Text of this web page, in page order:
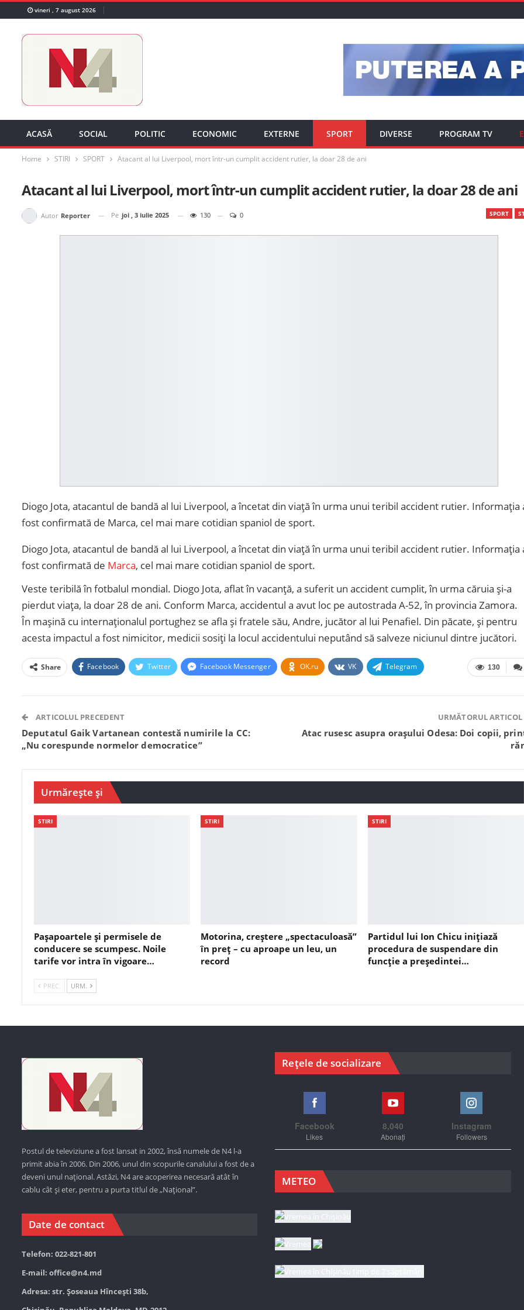
vineri , 7 august 2026
ACASĂ SOCIAL POLITIC ECONOMIC EXTERNE SPORT DIVERSE PROGRAM TV
Home STIRI SPORT Atacant al lui Liverpool, mort într-un cumplit accident rutier, la doar 28 de ani
Atacant al lui Liverpool, mort într-un cumplit accident rutier, la doar 28 de ani
SPORT
Autor Reporter Pe joi , 3 iulie 2025 130 0
Diogo Jota, atacantul de bandă al lui Liverpool, a încetat din viață în urma unui teribil accident rutier. Informația
fost confirmată de Marca, cel mai mare cotidian spaniol de sport.
Diogo Jota, atacantul de bandă al lui Liverpool, a încetat din viață în urma unui teribil accident rutier. Informația
fost confirmată de Marca, cel mai mare cotidian spaniol de sport.
Veste teribilă în fotbalul mondial. Diogo Jota, aflat în vacanță, a suferit un accident cumplit, în urma căruia și-a
pierdut viața, la doar 28 de ani. Conform Marca, accidentul a avut loc pe autostrada A-52, în provincia Zamora.
În mașină cu internaționalul portughez se afla și fratele său, Andre, jucător al lui Penafiel. Din păcate, și pentru
acesta impactul a fost nimicitor, medicii sosiți la locul accidentului neputând să salveze niciunul dintre jucători.
130
Share Facebook Twitter Facebook Messenger OK.ru VK Telegram
ARTICOLUL PRECEDENT
Deputatul Gaik Vartanean contestă numirile la CC:
„Nu corespunde normelor democratice”
URMĂTORUL ARTICOL
Atac rusesc asupra orașului Odesa: Doi copii,
Urmărește și
STIRI
Pașapoartele și permisele de
conducere se scumpesc. Noile
tarife vor intra în vigoare…
STIRI
Motorina, creștere „spectaculoasă”
în preț – cu aproape un leu, un
record
STIRI
Partidul lui Ion Chicu inițiază
procedura de suspendare din
funcție a președintei…
PREC. URM.
Postul de televiziune a fost lansat in 2002, însă numele de N4 l-a
primit abia în 2006. Din 2006, unul din scopurile canalului a fost de a
deveni unul național. Astăzi, N4 are acoperirea necesară atât în
cablu cât și eter, pentru a purta titlul de „Național”.
Date de contact
Telefon: 022-821-801
E-mail: office@n4.md
Adresa: str. Șoseaua Hînceşti 38b,
Rețele de socializare
Facebook
Likes
8,040
Abonați
Instagram
Followers
METEO